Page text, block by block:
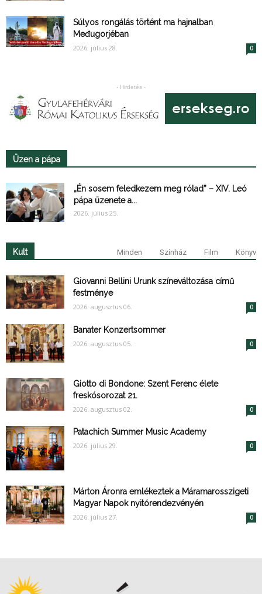
Súlyos rongálás történt ma hajnalban
Međugorjéban
2026. július 28. 0
- Hirdetés -
Üzen a pápa
„Én sosem feledkezem meg rólad” – XIV. Leó
pápa üzenete a...
2026. július 25.
Kult Minden Színház Film Könyv
Giovanni Bellini Urunk színeváltozása című
festménye
2026. augusztus 06. 0
Banater Konzertsommer
2026. augusztus 05. 0
Giotto di Bondone: Szent Ferenc élete
freskósorozat 21.
2026. augusztus 02. 0
Patachich Summer Music Academy
2026. július 29. 0
Márton Áronra emlékeztek a Máramarosszigeti
Magyar Napok nyitórendezvényén
2026. július 27. 0